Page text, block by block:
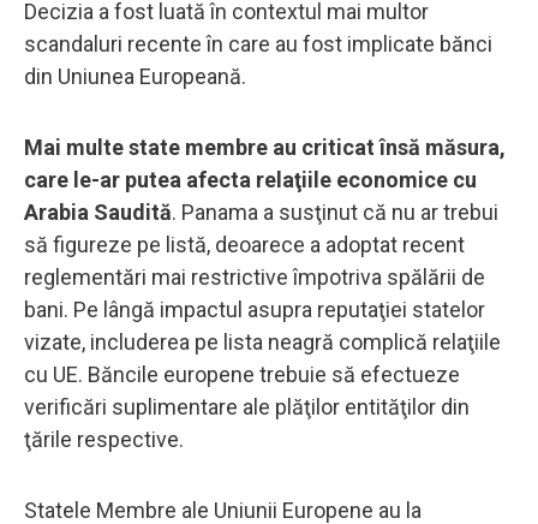
Decizia a fost luată în contextul mai multor
scandaluri recente în care au fost implicate bănci
din Uniunea Europeană.
Mai multe state membre au criticat însă măsura,
care le-ar putea afecta relaţiile economice cu
Arabia Saudită. Panama a susţinut că nu ar trebui
să figureze pe listă, deoarece a adoptat recent
reglementări mai restrictive împotriva spălării de
bani. Pe lângă impactul asupra reputaţiei statelor
vizate, includerea pe lista neagră complică relaţiile
cu UE. Băncile europene trebuie să efectueze
verificări suplimentare ale plăţilor entităţilor din
ţările respective.
Statele Membre ale Uniunii Europene au la